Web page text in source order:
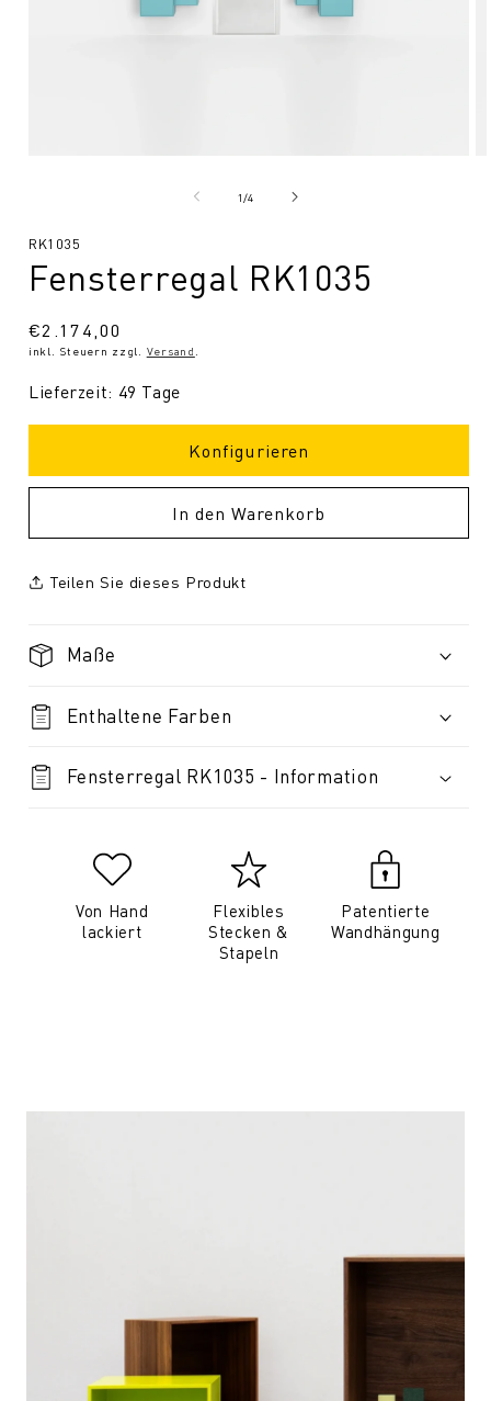
1/von
4
SKU:
RK1035
Fensterregal RK1035
Normaler
Preis
€2.174,00
inkl. Steuern zzgl. Versand
Lieferzeit: 49 Tage
Konfigurieren
In den Warenkorb
Teilen Sie dieses Produkt
Maße
Enthaltene Farben
Fensterregal RK1035 - Information
Von Hand
lackiert
Flexibles
Stecken &
Stapeln
Patentierte
Wandhängung